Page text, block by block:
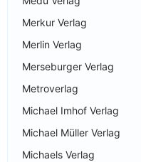
Merkur Verlag
Merlin Verlag
Merseburger Verlag
Metroverlag
Michael Imhof Verlag
Michael Müller Verlag
Michaels Verlag